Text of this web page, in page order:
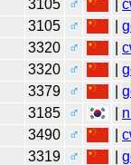
3105 ♂ |
3105 ♂ |
3320 ♂ |
3320 ♂ |
3379 ♂ |
3185 ♂
3490 ♂ |
3319 ♂ |